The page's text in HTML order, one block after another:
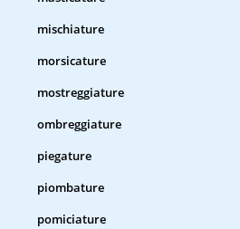
mischiature
morsicature
mostreggiature
ombreggiature
piegature
piombature
pomiciature